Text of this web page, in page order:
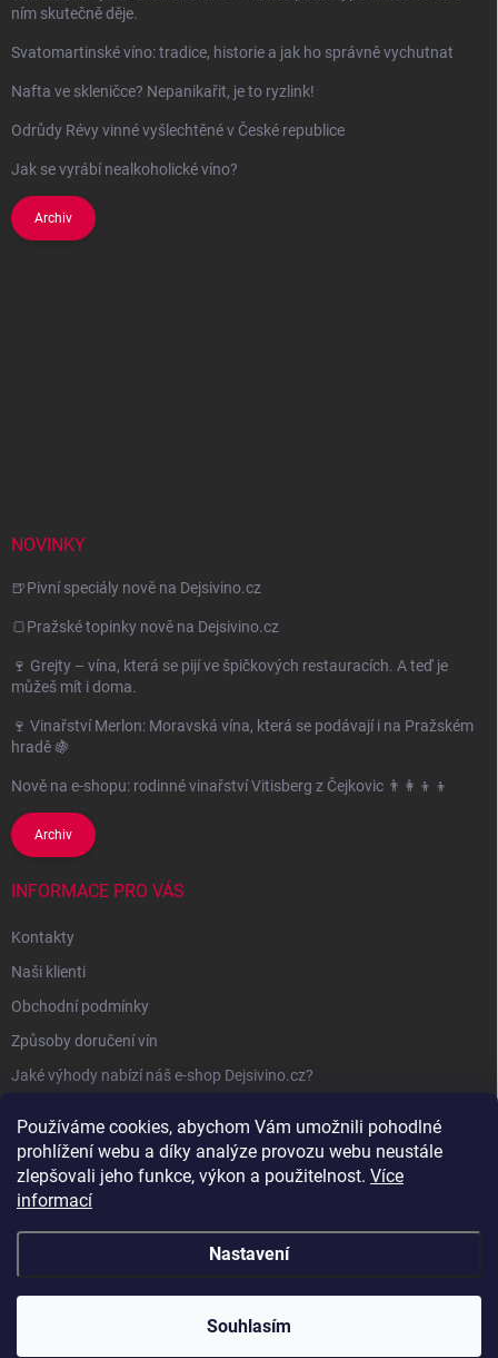
Používáme cookies, abychom Vám umožnili pohodlné
prohlížení webu a díky analýze provozu webu neustále
zlepšovali jeho funkce, výkon a použitelnost. Více
informací
Nastavení
Souhlasím
ním skutečně děje.
Svatomartinské víno: tradice, historie a jak ho správně vychutnat
Nafta ve skleničce? Nepanikařit, je to ryzlink!
Odrůdy Révy vinné vyšlechtěné v České republice
Jak se vyrábí nealkoholické víno?
Archiv
NOVINKY
🍺Pivní speciály nově na Dejsivino.cz
🍞Pražské topinky nově na Dejsivino.cz
🍷 Grejty – vína, která se pijí ve špičkových restauracích. A teď je
můžeš mít i doma.
🍷 Vinařství Merlon: Moravská vína, která se podávají i na Pražském
hradě 🍇
Nově na e-shopu: rodinné vinařství Vitisberg z Čejkovic 👨‍👩‍👦‍👦
Archiv
INFORMACE PRO VÁS
Kontakty
Naši klienti
Obchodní podmínky
Způsoby doručení vín
Jaké výhody nabízí náš e-shop Dejsivino.cz?
Dejsivino.cz. Všechna práva vyhrazena.